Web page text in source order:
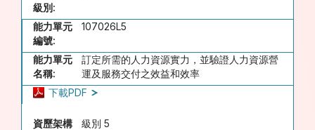
級別:
能力單元
編號:
107026L5
能力單元
名稱:
訂定所需的人力資源實力，並驗證人力資源營
運及服務交付之效益和效率
下載PDF
資歷架構
級別 5